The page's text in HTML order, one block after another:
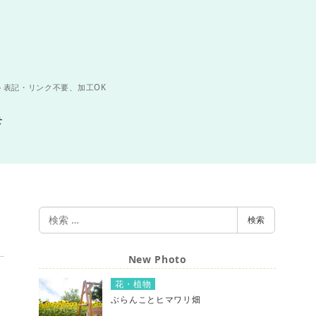
記・リンク不要、加工OK
検
索
検索
New Photo
花・植物
ぶらんことヒマワリ畑